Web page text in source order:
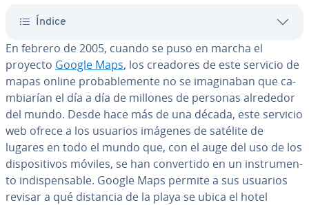
Índice
En febrero de 2005, cuando se puso en marcha el
proyecto Google Maps, los creadores de este servicio de
mapas online pro­ba­ble­me­n­te no se ima­gi­na­ban que ca­
m­bia­rían el día a día de millones de personas alrededor
del mundo. Desde hace más de una década, este servicio
web ofrece a los usuarios imágenes de satélite de
lugares en todo el mundo que, con el auge del uso de los
di­s­po­si­ti­vos móviles, se han co­n­ve­r­ti­do en un in­s­tru­me­n­
to in­di­s­pe­n­sa­ble. Google Maps permite a sus usuarios
revisar a qué distancia de la playa se ubica el hotel